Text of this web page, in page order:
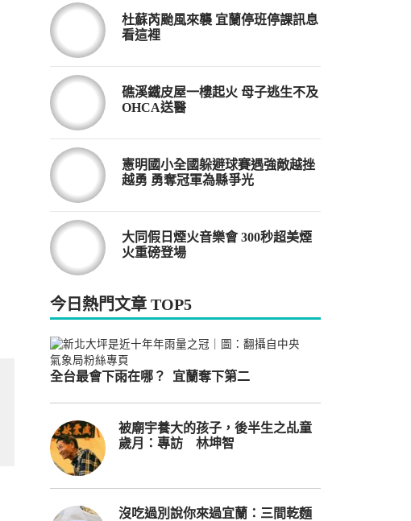
杜蘇芮颱風來襲 宜蘭停班停課訊息
看這裡
礁溪鐵皮屋一樓起火 母子逃生不及
OHCA送醫
憲明國小全國躲避球賽遇強敵越挫
越勇 勇奪冠軍為縣爭光
大同假日煙火音樂會 300秒超美煙
火重磅登場
今日熱門文章 TOP5
全台最會下雨在哪？ 宜蘭奪下第二
被廟宇養大的孩子，後半生之乩童
歲月：專訪 林坤智
沒吃過別說你來過宜蘭：三間乾麵